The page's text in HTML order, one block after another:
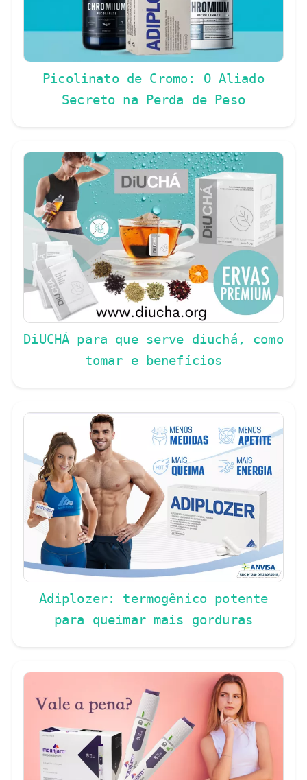
Picolinato de Cromo: O Aliado
Secreto na Perda de Peso
DiUCHÁ para que serve diuchá, como
tomar e benefícios
Adiplozer: termogênico potente
para queimar mais gorduras